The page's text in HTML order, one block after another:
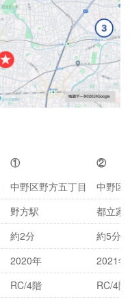
①
②
中野区野方五丁目
中野区
野方駅
都立家
約2分
約5分
2020年
2021年
RC/4階
RC/4階